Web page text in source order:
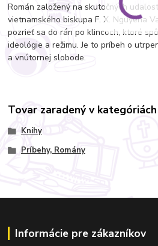
Román založený na skutočných
vietnamského biskupa F. X. Nguyena
pozrieť sa do rán po klincoch, ktoré
ideológie a režimu. Je to príbeh o
a vnútornej slobode.
Tovar zaradený v kategóriách
Knihy
Príbehy, Romány
Informácie pre zákazníkov